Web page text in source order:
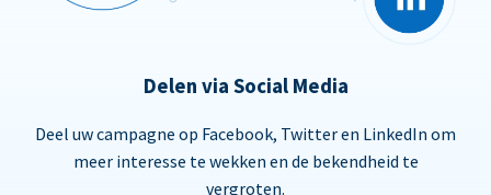
Delen via Social Media
Deel uw campagne op Facebook, Twitter en LinkedIn om
meer interesse te wekken en de bekendheid te
vergroten.